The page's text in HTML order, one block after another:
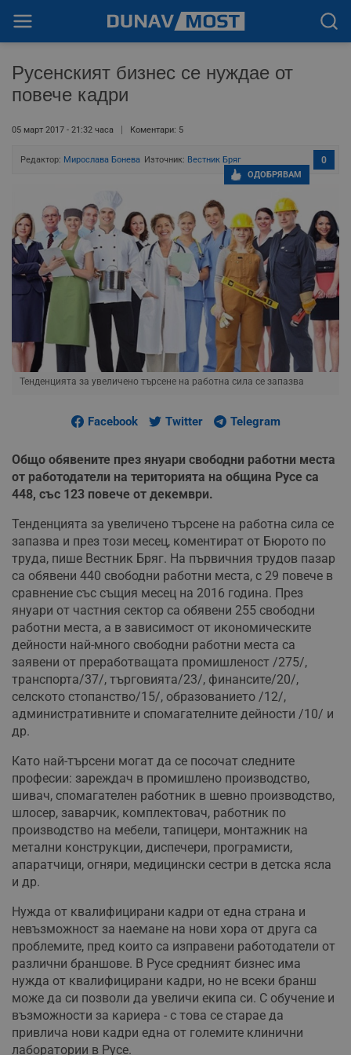
Русенският бизнес се нуждае от
повече кадри
05 март 2017 - 21:32 часа Коментари: 5
Редактор: Мирослава Бонева Източник: Вестник Бряг 0
ОДОБРЯВАМ
Тенденцията за увеличено търсене на работна сила се запазва
Facebook Twitter Telegram
Общо обявените през януари свободни работни места
от работодатели на територията на община Русе са
448, със 123 повече от декември.
Тенденцията за увеличено търсене на работна сила се
запазва и през този месец, коментират от Бюрото по
труда, пише Вестник Бряг. На първичния трудов пазар
са обявени 440 свободни работни места, с 29 повече в
сравнение със същия месец на 2016 година. През
януари от частния сектор са обявени 255 свободни
работни места, а в зависимост от икономическите
дейности най-много свободни работни места са
заявени от преработващата промишленост /275/,
транспорта/37/, търговията/23/, финансите/20/,
селското стопанство/15/, образованието /12/,
административните и спомагателните дейности /10/ и
др.
Като най-търсени могат да се посочат следните
професии: зареждач в промишлено производство,
шивач, спомагателен работник в шевно производство,
шлосер, заварчик, комплектовач, работник по
производство на мебели, тапицери, монтажник на
метални конструкции, диспечери, програмисти,
апаратчици, огняри, медицински сестри в детска ясла
и др.
Нужда от квалифицирани кадри от една страна и
невъзможност за наемане на нови хора от друга са
проблемите, пред които са изправени работодатели от
различни браншове. В Русе средният бизнес има
нужда от квалифицирани кадри, но не всеки бранш
може да си позволи да увеличи екипа си. С обучение и
възможности за кариера - с това се старае да
привлича нови кадри една от големите клинични
лаборатории в Русе.